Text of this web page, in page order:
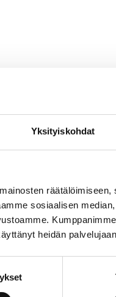
Yksityiskohdat
sosiaalisen
heidän